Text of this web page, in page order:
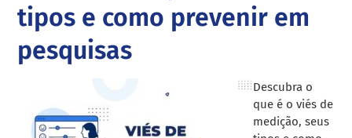
tipos e como prevenir em
pesquisas
Descubra o
que é o viés de
medição, seus